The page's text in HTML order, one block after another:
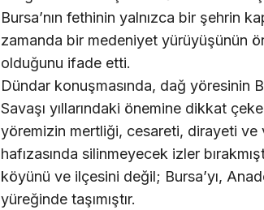
Bursa’nın fethinin yalnızca bir şehrin
zamanda bir medeniyet yürüyüşünün
olduğunu ifade etti.
Dündar konuşmasında, dağ yöresinin
Savaşı yıllarındaki önemine dikkat
yöremizin mertliği, cesareti, dirayeti ve
hafızasında silinmeyecek izler
köyünü ve ilçesini değil; Bursa’yı,
yüreğinde taşımıştır.